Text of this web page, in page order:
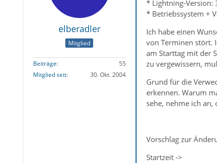
elberadler
Mitglied
Beiträge
55
Mitglied seit
30. Okt. 2004
* Lightning-Version:
* Betriebssystem +
Ich habe einen
von Terminen stört.
am Starttag mit der
zu vergewissern,
Grund für die
erkennen. Warum
sehe, nehme ich an,
Vorschlag zur
Startzeit ->